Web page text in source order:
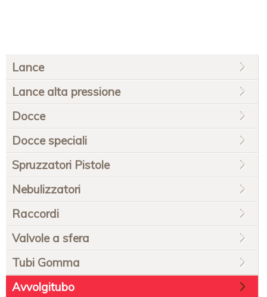
Salta
la
navigazione
Lance
Lance alta pressione
Docce
Docce speciali
Spruzzatori Pistole
Nebulizzatori
Raccordi
Valvole a sfera
Tubi Gomma
Avvolgitubo